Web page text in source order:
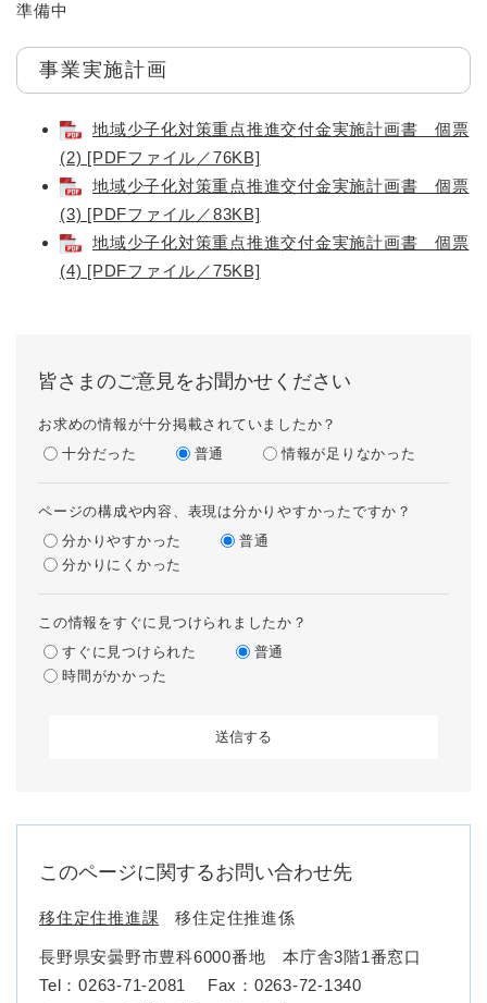
準備中
事業実施計画
地域少子化対策重点推進交付金実施計画書 個票
(2) [PDFファイル／76KB]
地域少子化対策重点推進交付金実施計画書 個票
(3) [PDFファイル／83KB]
地域少子化対策重点推進交付金実施計画書 個票
(4) [PDFファイル／75KB]
皆さまのご意見をお聞かせください
お求めの情報が十分掲載されていましたか？
十分だった
普通 情報が足りなかった
ページの構成や内容、表現は分かりやすかったですか？
分かりやすかった
普通
分かりにくかった
この情報をすぐに見つけられましたか？
すぐに見つけられた
普通
時間がかかった
このページに関するお問い合わせ先
移住定住推進課 移住定住推進係
長野県安曇野市豊科6000番地 本庁舎3階1番窓口
Tel：0263-71-2081
Fax：0263-72-1340